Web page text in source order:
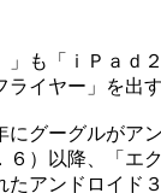
も「ｉＰａ
イヤー」を出す
グーグルがア
）以降、「
アンドロイド３